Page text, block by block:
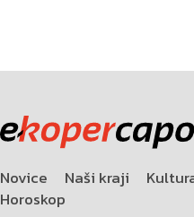
Novice Naši kraji
Horoskop